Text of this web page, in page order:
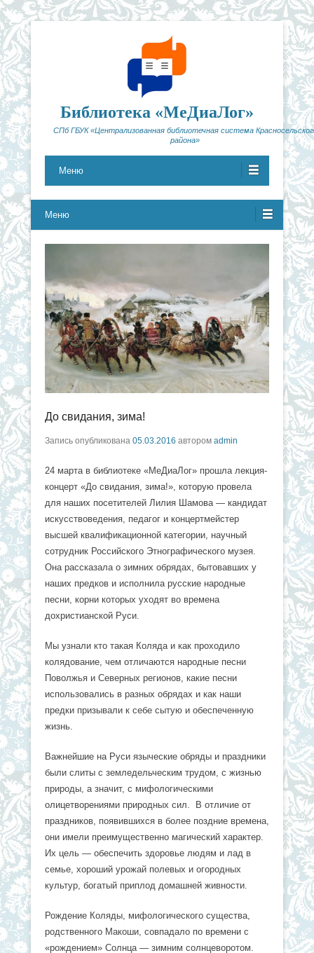
Библиотека «МеДиаЛог»
СПб ГБУК «Централизованная библиотечная система
района»
Меню
Меню
До свидания, зима!
Запись опубликована 05.03.2016 автором admin
24 марта в библиотеке «МеДиаЛог» прошла лекция-
концерт «До свидания, зима!», которую провела
для наших посетителей Лилия Шамова — кандидат
искусствоведения, педагог и концертмейстер
высшей квалификационной категории, научный
сотрудник Российского Этнографического музея.
Она рассказала о зимних обрядах, бытовавших у
наших предков и исполнила русские народные
песни, корни которых уходят во времена
дохристианской Руси.
Мы узнали кто такая Коляда и как проходило
колядование, чем отличаются народные песни
Поволжья и Северных регионов, какие песни
использовались в разных обрядах и как наши
предки призывали к себе сытую и обеспеченную
жизнь.
Важнейшие на Руси языческие обряды и праздники
были слиты с земледельческим трудом, с жизнью
природы, а значит, с мифологическими
олицетворениями природных сил. В отличие от
праздников, появившихся в более поздние времена,
они имели преимущественно магический характер.
Их цель — обеспечить здоровье людям и лад в
семье, хороший урожай полевых и огородных
культур, богатый приплод домашней живности.
Рождение Коляды, мифологического существа,
родственного Макоши, совпадало по времени с
«рождением» Солнца — зимним солнцеворотом.